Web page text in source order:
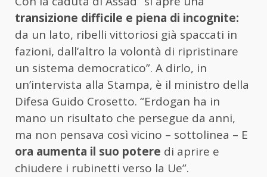
transizione difficile e piena di incognite:
da un lato, ribelli vittoriosi già spaccati in
fazioni, dall’altro la volontà di ripristinare
un sistema democratico”. A dirlo, in
un’intervista alla Stampa, è il ministro della
Difesa Guido Crosetto. “Erdogan ha in
mano un risultato che persegue da anni,
ma non pensava così vicino – sottolinea – E
ora aumenta il suo potere di aprire e
chiudere i rubinetti verso la Ue”.